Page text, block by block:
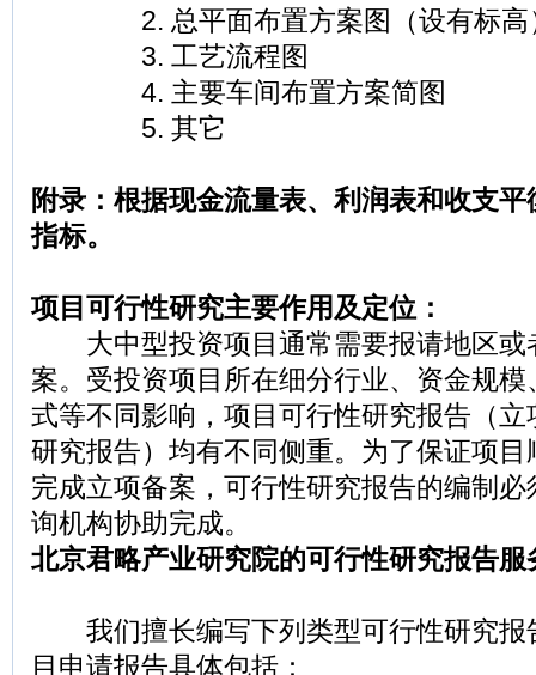
2. 总平面布置方案图（设有标高
3. 工艺流程图
4. 主要车间布置方案简图
5. 其它
附录：根据现金流量表、利润表和收支
指标。
项目可行性研究主要作用及定位：
大中型投资项目通常需要报请地区或
案。受投资项目所在细分行业、资金规
式等不同影响，项目可行性研究报告（
研究报告）均有不同侧重。为了保证项
完成立项备案，可行性研究报告的编制
询机构协助完成。
北京君略产业研究院的可行性研究报告服
我们擅长编写下列类型可行性研究报
目申请报告具体包括：